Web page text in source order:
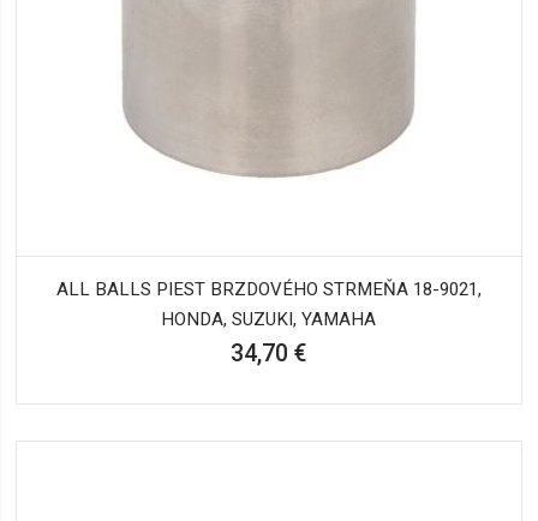
ALL BALLS PIEST BRZDOVÉHO STRMEŇA 18-9021,
HONDA, SUZUKI, YAMAHA
34,70 €